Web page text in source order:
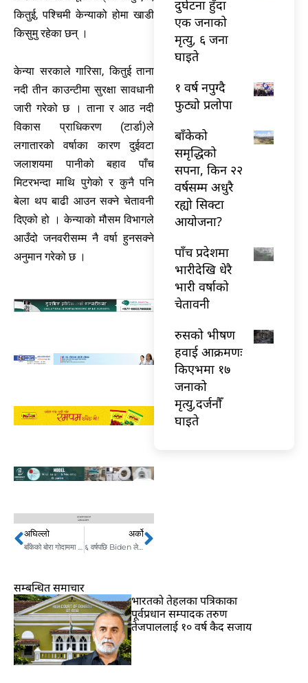
कितुई, पश्चिमी केन्याको होमा खाडी
किसुमु रहेका छन् ।
केन्या सरकाले गारिसा, कितुई ताना
नदी तीन काउन्टीमा सुरक्षा सावधानी
जारी गरेको छ । ताना र आठ नदी
विकास प्राधिकरण (टार्डा)ले
लगातारको वर्षाका कारण दुईवटा
जलाशयमा पानीको बहाव पाँच
मिटरभन्दा माथि पुगेको र कुनै पनि
बेला थप बाढी आउन सक्ने चेतावनी
दिएको हो । केन्याको मौसम विभागले
आउँदो जनवरीसम्म नै वर्षा हुनसक्ने
अनुमान गरेको छ ।
Prev
अघिल्लो
बाँकेको बोरा गोदाममा आगलागी बाट ४० लाखको क्षति
अर्को
६ वर्षपछि Biden ले गरे xi को भव्य स्वागत, के–के भयो सहमति ?Next
दुर्घटना हुँदा
एक जनाको
मृत्यु, ६ जना
घाइते
१ वर्ष नपुग्दै
फुट्यो प्रलोपा
बाँकेको
समृद्धिको
सपना, किन २२
वर्षसम्म अधुरै
रह्यो सिक्टा
आयोजना?
पाँच प्रदेशमा
भारीदेखि धेरै
भारी वर्षाको
चेतावनी
रुसको भीषण
हवाई आक्रमणः
किएभमा १७
जनाको
मृत्यु,दर्जनौँ
घाइते
सम्बन्धित समाचार
भारतकाे तेहलका पत्रिकाका
पूर्वप्रधान सम्पादक तरुण
तेजपाललाई १० वर्ष कैद सजाय